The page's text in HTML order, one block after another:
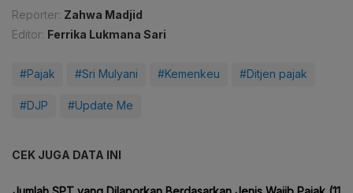
Reporter: Zahwa Madjid
Editor: Ferrika Lukmana Sari
#Pajak #Sri Mulyani #Kemenkeu #Ditjen pajak
#DJP #Update Me
CEK JUGA DATA INI